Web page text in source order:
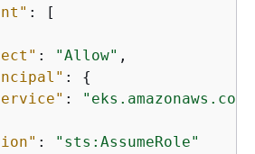
: [
: "Allow" ,
: {
:
"eks.amazonaws.com"
:
"sts:AssumeRole"